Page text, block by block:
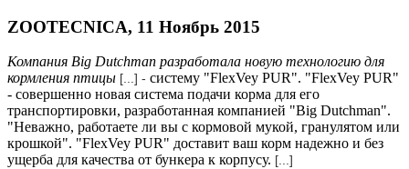
ZOOTECNICA, 11 Ноябрь 2015
Компания Big Dutchman разработала новую технологию для
кормления птицы [...] - систему "FlexVey PUR". "FlexVey PUR"
- совершенно новая система подачи корма для его
транспортировки, разработанная компанией "Big Dutchman".
"Неважно, работаете ли вы с кормовой мукой, гранулятом или
крошкой". "FlexVey PUR" доставит ваш корм надежно и без
ущерба для качества от бункера к корпусу. [...]